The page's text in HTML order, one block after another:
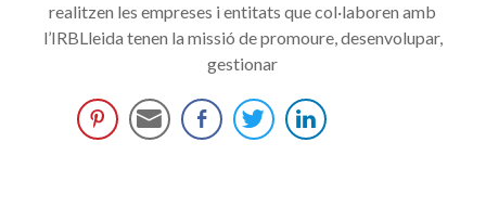
realitzen les empreses i entitats que col·laboren amb
l’IRBLleida tenen la missió de promoure, desenvolupar,
gestionar